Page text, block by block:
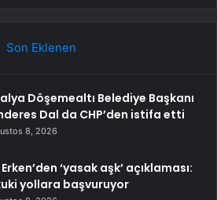
Son Eklenen
Döşemealtı Belediye Başkanı
Dal da CHP’den istifa etti
8, 2026
Erken’den ‘yasak aşk’ açıklaması:
yollara başvuruyor